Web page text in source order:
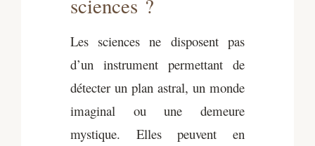
sciences ?
Les sciences ne disposent pas
d’un instrument permettant de
détecter un plan astral, un monde
imaginal ou une demeure
mystique. Elles peuvent en